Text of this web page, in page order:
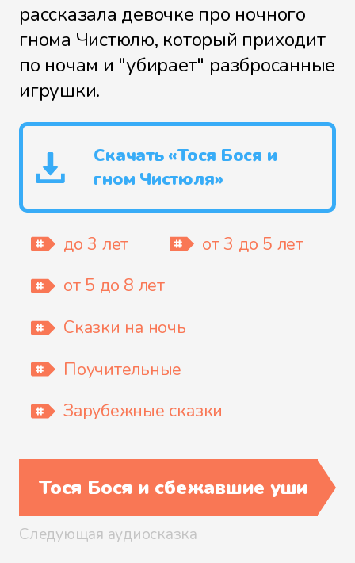
рассказала девочке про ночного
гнома Чистюлю, который приходит
по ночам и "убирает" разбросанные
игрушки.
Скачать «Тося Бося и
гном Чистюля»
до 3 лет
от 3 до 5 лет
от 5 до 8 лет
Сказки на ночь
Поучительные
Зарубежные сказки
Тося Бося и сбежавшие уши
Следующая аудиосказка